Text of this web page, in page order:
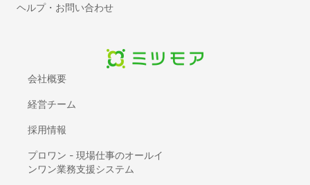
窓ガラスの交換・修理
押入れ・クローゼットリフォーム
フロアコーティング・フローリングワックス
お風呂（浴室・ユニットバス）リフォーム
太陽光発電・ソーラーシステム設置
リノベーション・大規模リフォーム
ふすまの張り替え
耐震リフォーム
会社概要
経営チーム
採用情報
プロワン - 現場仕事のオールイ
ンワン業務支援システム
ヘルプ・お問い合わせ